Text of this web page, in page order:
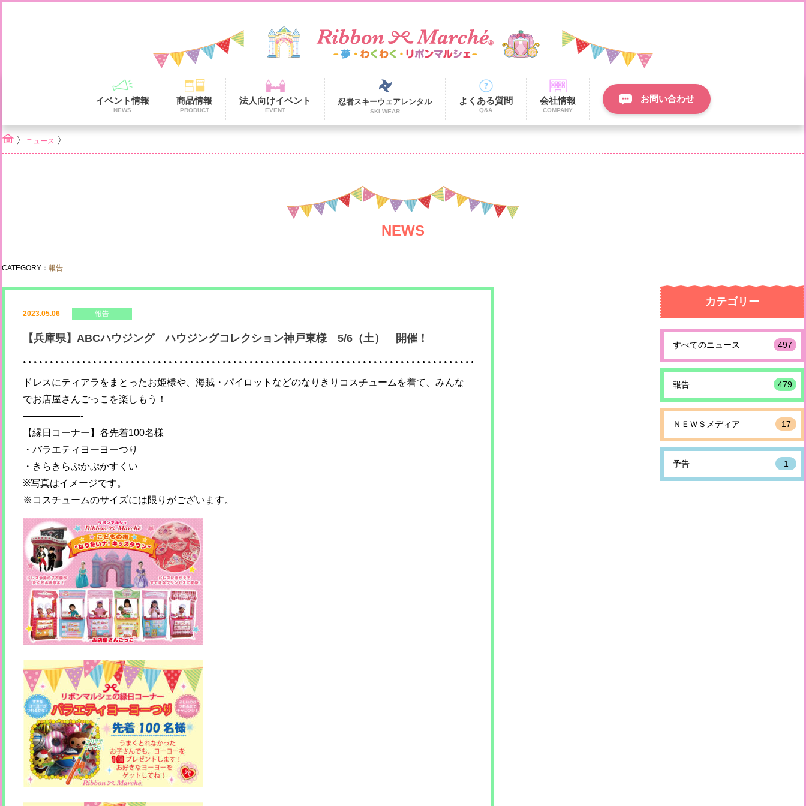
イベント情報
NEWS
商品情報
PRODUCT
法人向けイベント
EVENT
忍者スキーウェアレンタル
SKI WEAR
よくある質問
Q&A
会社情報
COMPANY
お問い合わせ
〉 ニュース 〉
NEWS
CATEGORY： 報告
2023.05.06 報告
【兵庫県】ABCハウジング ハウジングコレクション神戸東様 5/6（土） 開催！
ドレスにティアラをまとったお姫様や、海賊・パイロットなどのなりきりコスチュームを着て、みんな
でお店屋さんごっこを楽しもう！
——————-
【縁日コーナー】各先着100名様
・バラエティヨーヨーつり
・きらきらぷかぷかすくい
※写真はイメージです。
※コスチュームのサイズには限りがございます。
カテゴリー
すべてのニュース 497
報告 479
ＮＥＷＳメディア 17
予告 1